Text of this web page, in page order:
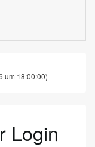
um 18:00:00)
Login